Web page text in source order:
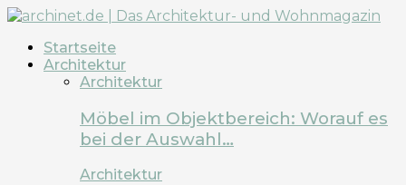
Startseite
Architektur
Architektur
Möbel im Objektbereich: Worauf es
bei der Auswahl…
Architektur